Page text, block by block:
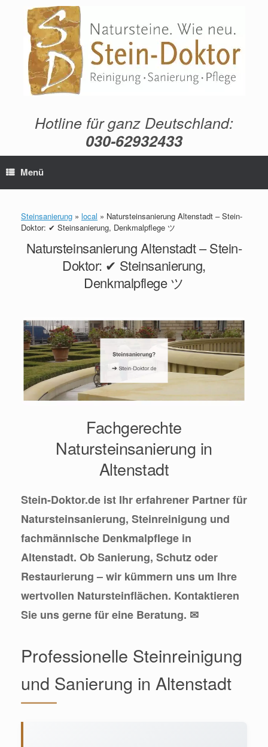
springen
Hotline für ganz Deutschland:
030-62932433
Menü
Steinsanierung » local » Natursteinsanierung Altenstadt – Stein-
Doktor: ✔ Steinsanierung, Denkmalpflege ツ
Natursteinsanierung Altenstadt – Stein-
Doktor: ✔ Steinsanierung,
Denkmalpflege ツ
Fachgerechte
Natursteinsanierung in
Altenstadt
Stein-Doktor.de ist Ihr erfahrener Partner für
Natursteinsanierung, Steinreinigung und
fachmännische Denkmalpflege in
Altenstadt. Ob Sanierung, Schutz oder
Restaurierung – wir kümmern uns um Ihre
wertvollen Natursteinflächen. Kontaktieren
Sie uns gerne für eine Beratung. ✉
Professionelle Steinreinigung
und Sanierung in Altenstadt